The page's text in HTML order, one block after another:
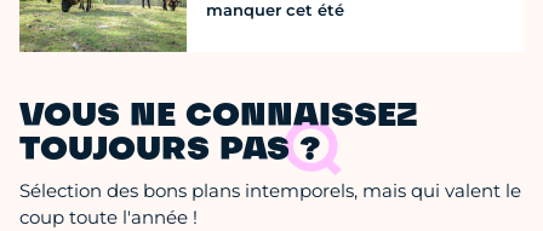
manquer cet été
VOUS NE CONNAISSEZ
TOUJOURS PAS ?
Sélection des bons plans intemporels, mais qui valent le
coup toute l'année !